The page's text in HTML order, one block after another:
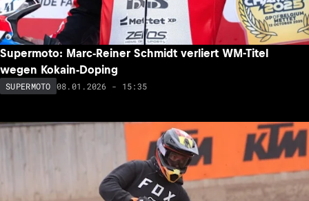
Supermoto: Marc-Reiner Schmidt verliert WM-Titel
wegen Kokain-Doping
SUPERMOTO 08.01.2026 - 15:35